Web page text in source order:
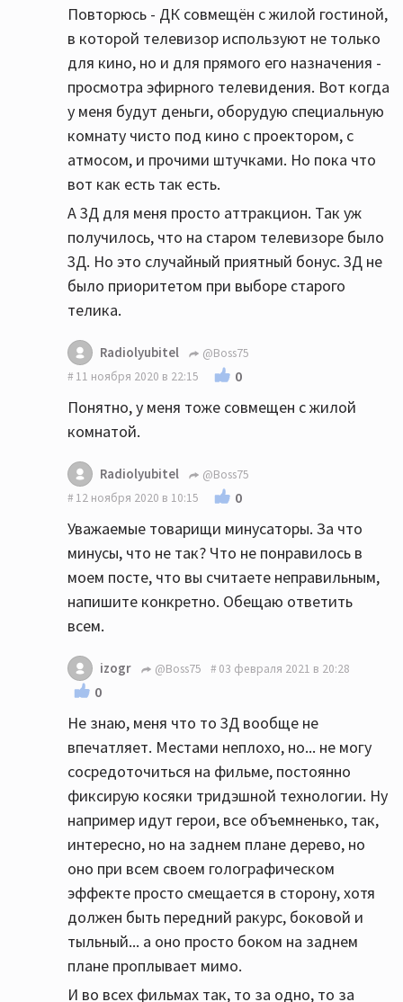
Повторюсь - ДК совмещён с жилой гостиной,
в которой телевизор используют не только
для кино, но и для прямого его назначения -
просмотра эфирного телевидения. Вот когда
у меня будут деньги, оборудую специальную
комнату чисто под кино с проектором, с
атмосом, и прочими штучками. Но пока что
вот как есть так есть.
А 3Д для меня просто аттракцион. Так уж
получилось, что на старом телевизоре было
3Д. Но это случайный приятный бонус. 3Д не
было приоритетом при выборе старого
телика.
Radiolyubitel
@Boss75
11 ноября 2020 в 22:15
0
Понятно, у меня тоже совмещен с жилой
комнатой.
Radiolyubitel
@Boss75
12 ноября 2020 в 10:15
0
Уважаемые товарищи минусаторы. За что
минусы, что не так? Что не понравилось в
моем посте, что вы считаете неправильным,
напишите конкретно. Обещаю ответить
всем.
izogr @Boss75 03 февраля 2021 в 20:28
0
Не знаю, меня что то 3Д вообще не
впечатляет. Местами неплохо, но... не могу
сосредоточиться на фильме, постоянно
фиксирую косяки тридэшной технологии. Ну
например идут герои, все объемненько, так,
интересно, но на заднем плане дерево, но
оно при всем своем голографическом
эффекте просто смещается в сторону, хотя
должен быть передний ракурс, боковой и
тыльный... а оно просто боком на заднем
плане проплывает мимо.
И во всех фильмах так, то за одно, то за